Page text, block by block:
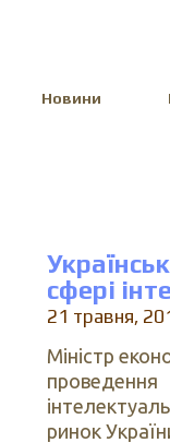
Новини
сфері
21 травня,
Міністр
ринок